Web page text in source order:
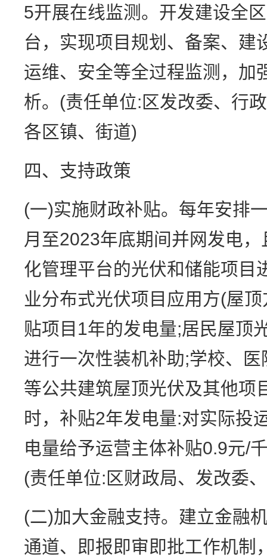
5开展在线监测。开发建设全
台，实现项目规划、备案、建
运维、安全等全过程监测，加
析。(责任单位:区发改委、行
各区镇、街道)
四、支持政策
(一)实施财政补贴。每年安排
月至2023年底期间并网发电
化管理平台的光伏和储能项目
业分布式光伏项目应用方(屋
贴项目1年的发电量;居民屋顶
进行一次性装机补助;学校、
等公共建筑屋顶光伏及其他项
时，补贴2年发电量:对实际投
电量给予运营主体补贴0.9元/
(责任单位:区财政局、发改委
(二)加大金融支持。建立金融
通道、即报即审即批工作机制